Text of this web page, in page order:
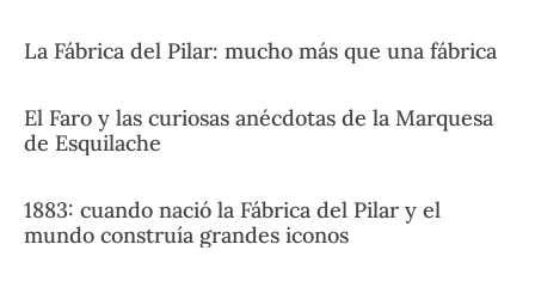
La Fábrica del Pilar: mucho más que una fábrica
El Faro y las curiosas anécdotas de la Marquesa
de Esquilache
1883: cuando nació la Fábrica del Pilar y el
mundo construía grandes iconos